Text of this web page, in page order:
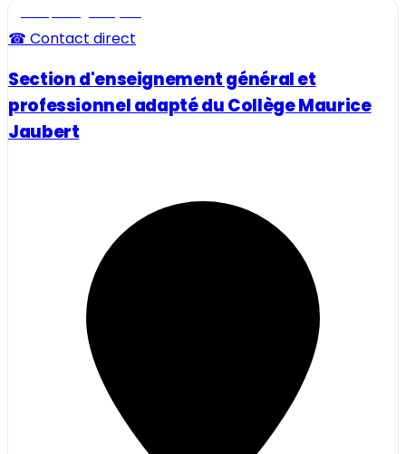
☎ Contact direct
Section d'enseignement général et
professionnel adapté du Collège Maurice
Jaubert